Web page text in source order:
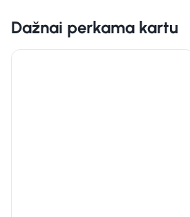
Dažnai perkama kartu